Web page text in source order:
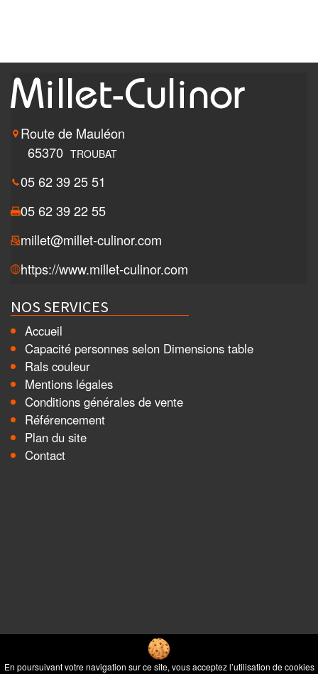
Route de Mauléon
65370 TROUBAT
05 62 39 25 51
05 62 39 22 55
millet@millet-culinor.com
https://www.millet-culinor.com
NOS SERVICES
Accueil
Capacité personnes selon Dimensions table
Rals couleur
Mentions légales
Conditions générales de vente
Référencement
Plan du site
Contact
En poursuivant votre navigation sur ce site, vous acceptez l’utilisation de cookies